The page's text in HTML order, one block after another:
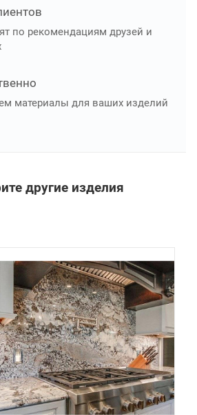
по рекомендациям друзей и
материалы для ваших изделий
другие изделия